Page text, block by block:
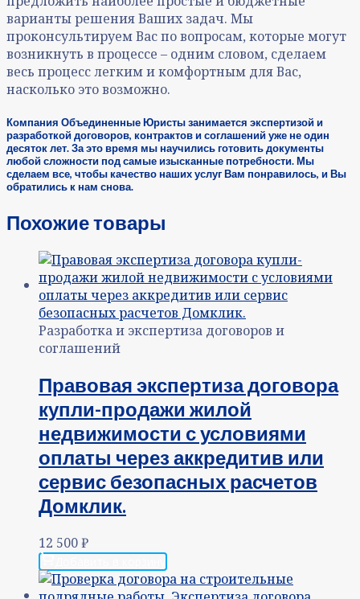
варианты решения Ваших задач. Мы
проконсультируем Вас по вопросам, которые могут
возникнуть в процессе – одним словом, сделаем
весь процесс легким и комфортным для Вас,
насколько это возможно.
Компания Объединенные Юристы занимается экспертизой и
разработкой договоров, контрактов и соглашений уже не один
десяток лет. За это время мы научились готовить документы
любой сложности под самые изысканные потребности. Мы
сделаем все, чтобы качество наших услуг Вам понравилось, и Вы
обратилиськ нам снова.
Похожие товары
Разработка и экспертиза договоров и
соглашений
Правовая экспертиза договора
купли-продажи жилой
недвижимости с условиями
оплаты через аккредитив или
сервис безопасных расчетов
Домклик.
12 500₽